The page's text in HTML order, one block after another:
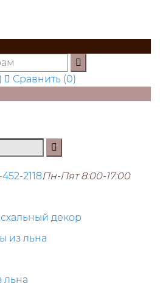
) Сравнить (0)
2118Пн-Пят 8:00-17:00
декор
из льна
льна